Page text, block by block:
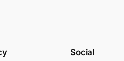
Social